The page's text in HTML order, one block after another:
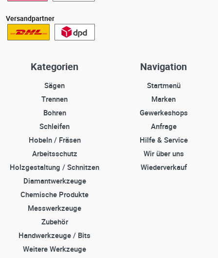
Versandpartner
Kategorien
Sägen
Trennen
Bohren
Schleifen
Hobeln / Fräsen
Arbeitsschutz
Holzgestaltung / Schnitzen
Diamantwerkzeuge
Chemische Produkte
Messwerkzeuge
Zubehör
Handwerkzeuge / Bits
Weitere Werkzeuge
Navigation
Startmenü
Marken
Gewerkeshops
Anfrage
Hilfe & Service
Wir über uns
Wiederverkauf